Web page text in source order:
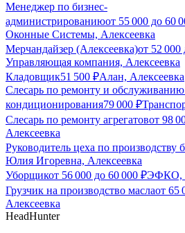
Менеджер по бизнес-
администрированиюот 55 000 до 60
Оконные Системы, Алексеевка
Мерчандайзер (Алексеевка)от 52 000
Управляющая компания, Алексеевка
Кладовщик51 500 ₽Алан, Алексеевка
Слесарь по ремонту и
кондиционирования79 000 ₽
Слесарь по ремонту агрегатовот 98
Алексеевка
Руководитель цеха по производству
Юлия Игоревна, Алексеевка
Уборщикот 56 000 до 60 000 ₽ЭФКО,
Грузчик на производство маслаот 65
Алексеевка
HeadHunter